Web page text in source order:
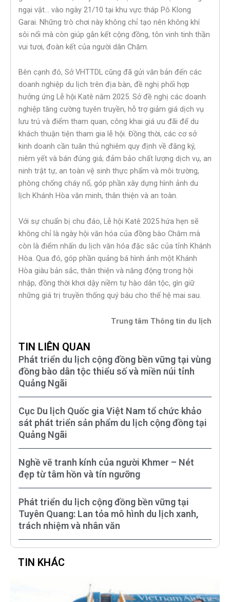
ngại vật… vào ngày 21/10 tại khu vực tháp Pô Klong
Garai. Những trò chơi này không chỉ tạo nên không khí
sôi nổi mà còn giúp gắn kết cộng đồng, tôn vinh tinh thần
vui tươi, đoàn kết của người dân Chăm.
Bên cạnh đó, Sở VHTTDL cũng đã gửi văn bản đến các
doanh nghiệp du lịch trên địa bàn, đề nghị phối hợp
hưởng ứng Lễ hội Katê năm 2025. Sở đề nghị các doanh
nghiệp tăng cường tuyên truyền, hỗ trợ giảm giá dịch vụ
lưu trú và điểm tham quan, công khai giá ưu đãi để du
khách thuận tiện tham gia lễ hội. Đồng thời, các cơ sở
kinh doanh cần tuân thủ nghiêm quy định về đăng ký,
niêm yết và bán đúng giá; đảm bảo chất lượng dịch vụ, an
ninh trật tự, an toàn vệ sinh thực phẩm và môi trường,
phòng chống cháy nổ, góp phần xây dựng hình ảnh du
lịch Khánh Hòa văn minh, thân thiện và an toàn.
Với sự chuẩn bị chu đáo, Lễ hội Katê 2025 hứa hẹn sẽ
không chỉ là ngày hội văn hóa của đồng bào Chăm mà
còn là điểm nhấn du lịch văn hóa đặc sắc của tỉnh Khánh
Hòa. Qua đó, góp phần quảng bá hình ảnh một Khánh
Hòa giàu bản sắc, thân thiện và năng động trong hội
nhập, đồng thời khơi dậy niềm tự hào dân tộc, gìn giữ
những giá trị truyền thống quý báu cho thế hệ mai sau.
Trung tâm Thông tin du lịch
TIN LIÊN QUAN
Phát triển du lịch cộng đồng bền vững tại vùng
đồng bào dân tộc thiểu số và miền núi tỉnh
Quảng Ngãi
Cục Du lịch Quốc gia Việt Nam tổ chức khảo
sát phát triển sản phẩm du lịch cộng đồng tại
Quảng Ngãi
Nghề vẽ tranh kính của người Khmer – Nét
đẹp từ tâm hồn và tín ngưỡng
Phát triển du lịch cộng đồng bền vững tại
Tuyên Quang: Lan tỏa mô hình du lịch xanh,
trách nhiệm và nhân văn
TIN KHÁC